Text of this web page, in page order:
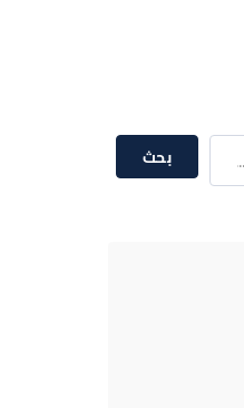
بحث